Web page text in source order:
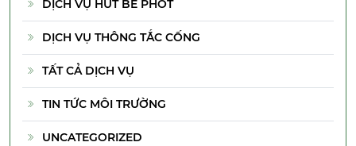
DỊCH VỤ HÚT BỂ PHỐT
DỊCH VỤ THÔNG TẮC CỐNG
TẤT CẢ DỊCH VỤ
TIN TỨC MÔI TRƯỜNG
UNCATEGORIZED